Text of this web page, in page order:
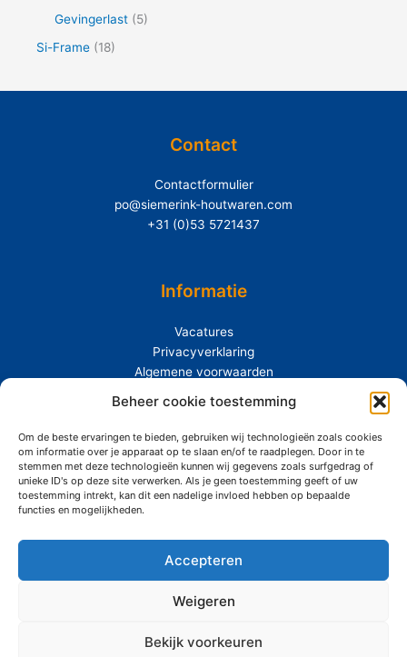
Beheer cookie toestemming
Om de beste ervaringen te bieden, gebruiken wij technologieën zoals cookies
om informatie over je apparaat op te slaan en/of te raadplegen. Door in te
stemmen met deze technologieën kunnen wij gegevens zoals surfgedrag of
unieke ID's op deze site verwerken. Als je geen toestemming geeft of uw
toestemming intrekt, kan dit een nadelige invloed hebben op bepaalde
functies en mogelijkheden.
Accepteren
Weigeren
Bekijk voorkeuren
Gevingerlast (5)
Si-Frame (18)
Contact
Contactformulier
po@siemerink-houtwaren.com
+31 (0)53 5721437
Informatie
Vacatures
Privacyverklaring
Algemene voorwaarden
Extras
Over Siemerink
Duurzaamheid
Copyright © 2026 Siemerink Houtwaren | Gerealiseerd door
Media